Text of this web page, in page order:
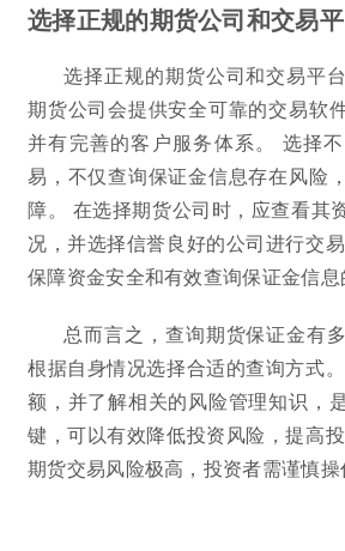
选择正规的期货公司和交易
选择正规的期货公司和交易平
期货公司会提供安全可靠的交易软
并有完善的客户服务体系。 选择
易，不仅查询保证金信息存在风险
障。 在选择期货公司时，应查看其
况，并选择信誉良好的公司进行交
保障资金安全和有效查询保证金信息
总而言之，查询期货保证金有
根据自身情况选择合适的查询方式
额，并了解相关的风险管理知识，
键，可以有效降低投资风险，提高
期货交易风险极高，投资者需谨慎操